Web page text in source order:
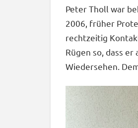
Peter Tholl war
2006, früher
rechtzeitig
Rügen so, dass
Wiedersehen.